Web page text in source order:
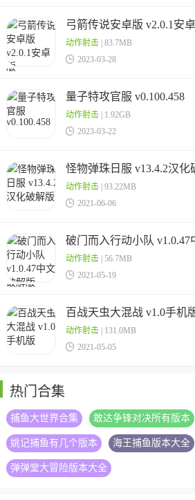
弓箭传说安卓版 v2.0.1安
动作射击| 83.7MB
 2023-03-28
量子特攻官服 v0.100.458
动作射击| 1.92GB
 2023-03-22
怪物弹珠日服 v13.4.2汉化
动作射击| 93.22MB
 2021-06-06
破门而入行动小队 v1.0.47
动作射击| 56.7MB
 2021-05-19
百战天虫大混战 v1.0手机
动作射击| 131.0MB
 2021-05-05
热门合集
捕鱼大世界合集 敢达争锋对决所有版本
姚记捕鱼有几个版本 海王捕鱼版本大全
弹弹堂大冒险版本大全